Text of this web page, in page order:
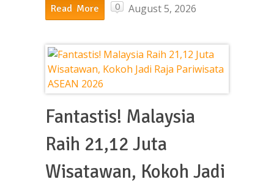
Read More 0 August 5, 2026
Fantastis! Malaysia
Raih 21,12 Juta
Wisatawan, Kokoh Jadi